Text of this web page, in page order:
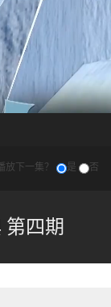
放下一集？ 是 否
第四期